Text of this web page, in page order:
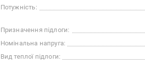
Потужність:
Призначення підлоги:
Номінальна напруга:
Вид теплої підлоги: